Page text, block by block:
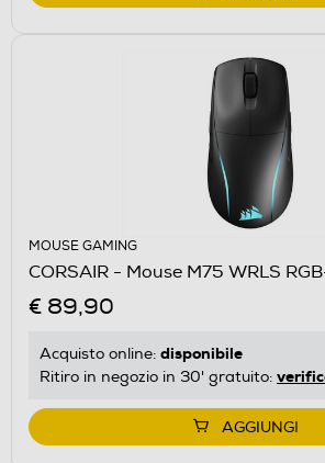
MOUSE GAMING
CORSAIR - Mouse M75 WRLS
€ 89,90
Acquisto online: disponibile
Ritiro in negozio in 30' gratuito:
AGGIUNGI